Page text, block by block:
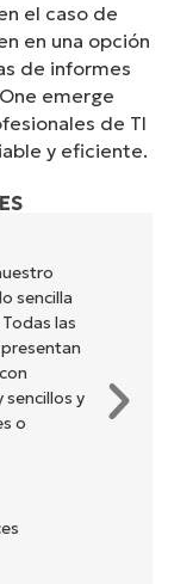
el caso de
en una opción
de informes
emerge
de TI
y eficiente.
de usar y
potentes
fácil de
indicadas,
resulta